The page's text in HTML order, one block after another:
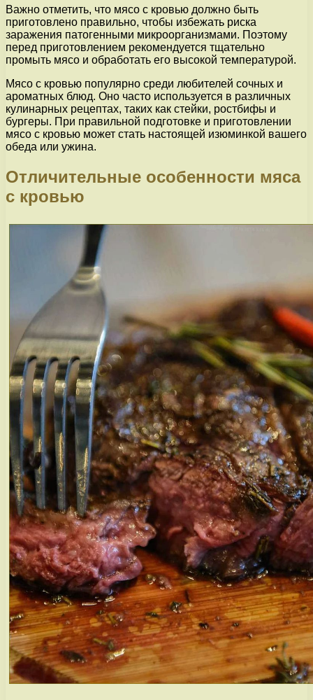
Важно отметить, что мясо с кровью должно быть
приготовлено правильно, чтобы избежать риска
заражения патогенными микроорганизмами. Поэтому
перед приготовлением рекомендуется тщательно
промыть мясо и обработать его высокой температурой.
Мясо с кровью популярно среди любителей сочных и
ароматных блюд. Оно часто используется в различных
кулинарных рецептах, таких как стейки, ростбифы и
бургеры. При правильной подготовке и приготовлении
мясо с кровью может стать настоящей изюминкой вашего
обеда или ужина.
Отличительные особенности мяса
с кровью